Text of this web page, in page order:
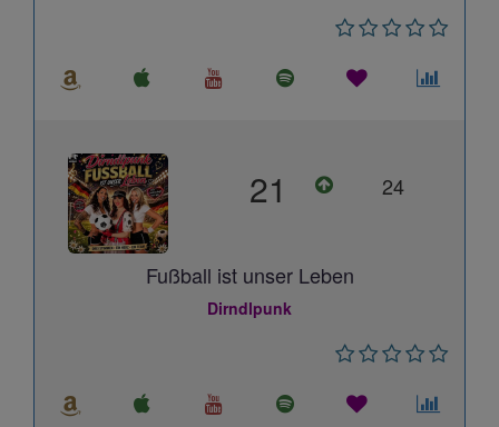
21 24
Fußball ist unser Leben
Dirndlpunk